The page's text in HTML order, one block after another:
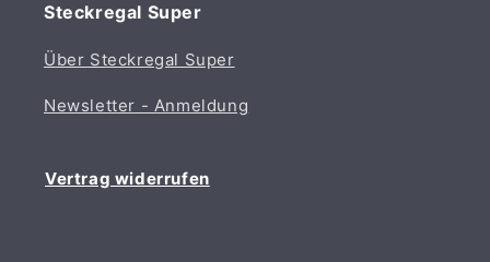
Steckregal Super
Über Steckregal Super
Newsletter - Anmeldung
Vertrag widerrufen